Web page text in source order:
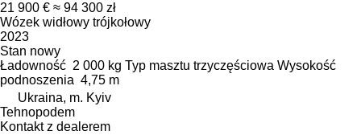
21 900 € ≈ 94 300 zł
Wózek widłowy trójkołowy
2023
Stan nowy
Ładowność 2 000 kg Typ masztu trzyczęściowa Wysokość
podnoszenia 4,75 m
Ukraina, m. Kyiv
Tehnopodem
Kontakt z dealerem